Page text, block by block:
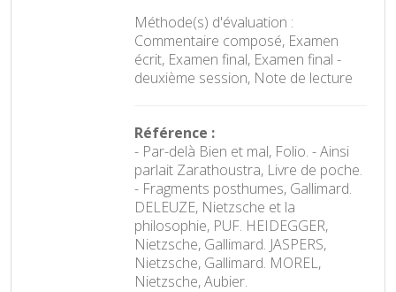
Méthode(s) d'évaluation :
Commentaire composé, Examen
écrit, Examen final, Examen final -
deuxième session, Note de lecture
Référence :
- Par-delà Bien et mal, Folio. - Ainsi
parlait Zarathoustra, Livre de poche.
- Fragments posthumes, Gallimard.
DELEUZE, Nietzsche et la
philosophie, PUF. HEIDEGGER,
Nietzsche, Gallimard. JASPERS,
Nietzsche, Gallimard. MOREL,
Nietzsche, Aubier.